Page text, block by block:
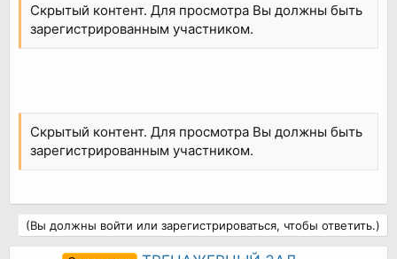
Скрытый контент. Для просмотра Вы должны быть
зарегистрированным участником.
Скрытый контент. Для просмотра Вы должны быть
зарегистрированным участником.
(Вы должны войти или зарегистрироваться, чтобы ответить.)